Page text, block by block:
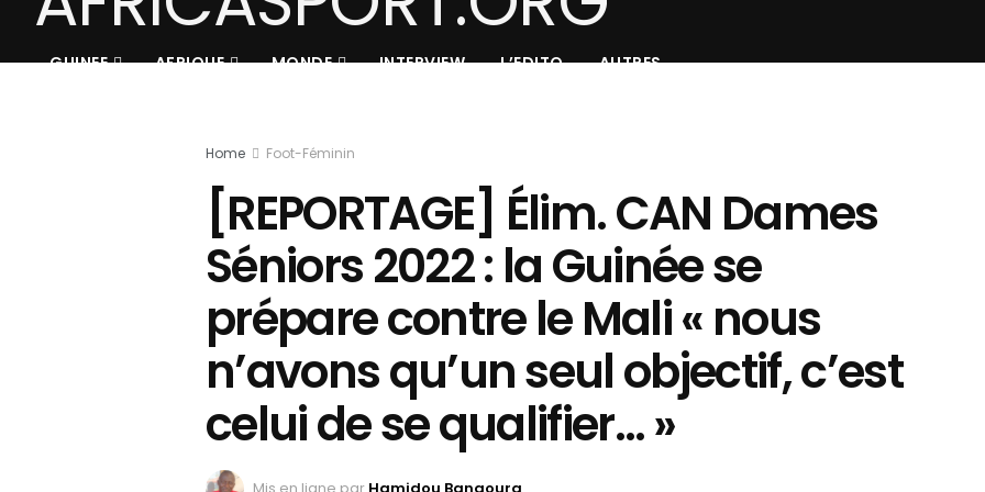
GUINEE AFRIQUE MONDE INTERVIEW L’EDITO AUTRES
Home Foot-Féminin
[REPORTAGE] Élim. CAN Dames
Séniors 2022 : la Guinée se
prépare contre le Mali « nous
n’avons qu’un seul objectif, c’est
celui de se qualifier… »